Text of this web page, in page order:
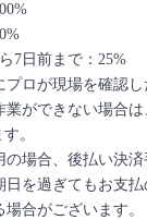
7日前まで：25%
プロが現場を確認
業ができない場合
。
の場合、後払い決
日を過ぎてもお支払
合がございます。